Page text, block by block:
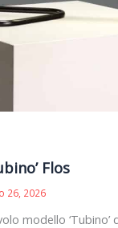
Flos
26, 2026
modello ‘Tubino’